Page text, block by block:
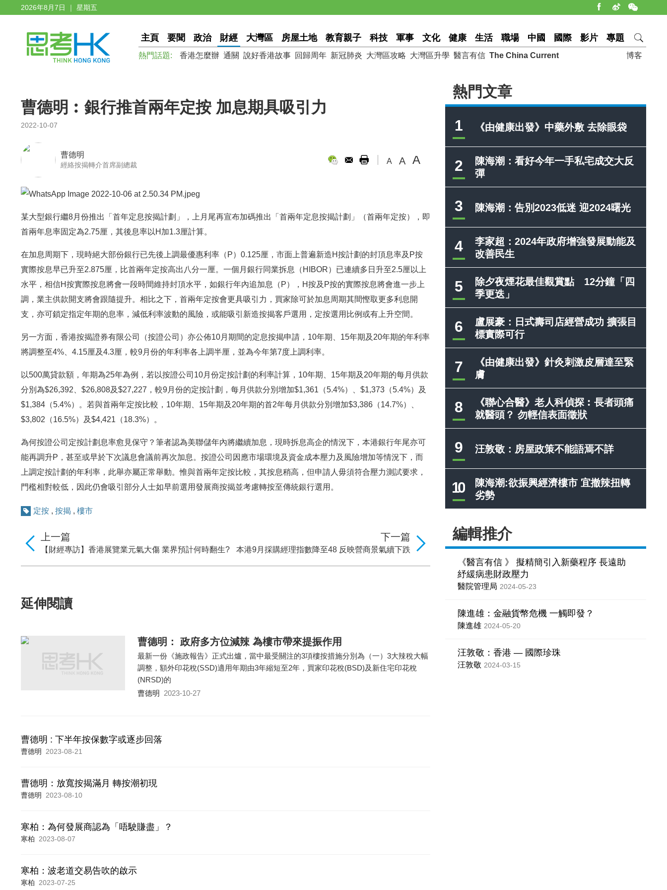
2026年8月7日 ｜ 星期五
主頁 要聞 政治 財經 大灣區 房屋土地 教育親子 科技 軍事 文化 健康 生活 職場 中國 國際 影片 專題
博客
熱門話題: 香港怎麼辦 通關 說好香港故事 回歸周年 新冠肺炎 大灣區攻略 大灣區升學 醫言有信 The China Current
熱門文章
1 《由健康出發》中藥外敷 去除眼袋
2
陳海潮：看好今年一手私宅成交大反
彈
3 陳海潮：告別2023低迷 迎2024曙光
4
李家超：2024年政府增強發展動能及
改善民生
5
除夕夜煙花最佳觀賞點 12分鐘「四
季更迭」
6
盧展豪：日式壽司店經營成功 擴張目
標實際可行
7
《由健康出發》針灸刺激皮層達至緊
膚
8
《聯心合醫》老人科偵探︰長者頭痛
就醫頭？ 勿輕信表面徵狀
9 汪敦敬：房屋政策不能語焉不詳
10
陳海潮:欲振興經濟樓市 宜撤辣扭轉
劣勢
編輯推介
《醫言有信 》 擬精簡引入新藥程序 長遠助
紓緩病患財政壓力
醫院管理局 2024-05-23
陳進雄：金融貨幣危機 一觸即發？
陳進雄 2024-05-20
汪敦敬：香港 — 國際珍珠
汪敦敬 2024-03-15
曹德明︰銀行推首兩年定按 加息期具吸引力
2022-10-07
曹德明
經絡按揭轉介首席副總裁 A A A
某大型銀行繼8月份推出「首年定息按揭計劃」，上月尾再宣布加碼推出「首兩年定息按揭計劃」（首兩年定按），即
首兩年息率固定為2.75厘，其後息率以H加1.3厘計算。
在加息周期下，現時絕大部份銀行已先後上調最優惠利率（P）0.125厘，市面上普遍新造H按計劃的封頂息率及P按
實際按息早已升至2.875厘，比首兩年定按高出八分一厘。一個月銀行同業拆息（HIBOR）已連續多日升至2.5厘以上
水平，相信H按實際按息將會一段時間維持封頂水平，如銀行年內追加息（P），H按及P按的實際按息將會進一步上
調，業主供款開支將會跟隨提升。相比之下，首兩年定按會更具吸引力，買家除可於加息周期其間慳取更多利息開
支，亦可鎖定指定年期的息率，減低利率波動的風險，或能吸引新造按揭客戶選用，定按選用比例或有上升空間。
另一方面，香港按揭證券有限公司（按證公司）亦公佈10月期間的定息按揭申請，10年期、15年期及20年期的年利率
將調整至4%、4.15厘及4.3厘，較9月份的年利率各上調半厘，並為今年第7度上調利率。
以500萬貸款額，年期為25年為例，若以按證公司10月份定按計劃的利率計算，10年期、15年期及20年期的每月供款
分別為$26,392、$26,808及$27,227，較9月份的定按計劃，每月供款分別增加$1,361（5.4%）、$1,373（5.4%）及
$1,384（5.4%）。若與首兩年定按比較，10年期、15年期及20年期的首2年每月供款分別增加$3,386（14.7%）、
$3,802（16.5%）及$4,421（18.3%）。
為何按證公司定按計劃息率愈見保守？筆者認為美聯儲年內將繼續加息，現時拆息高企的情況下，本港銀行年尾亦可
能再調升P，甚至或早於下次議息會議前再次加息。按證公司因應市場環境及資金成本壓力及風險增加等情況下，而
上調定按計劃的年利率，此舉亦屬正常舉動。惟與首兩年定按比較，其按息稍高，但申請人毋須符合壓力測試要求，
門檻相對較低，因此仍會吸引部分人士如早前選用發展商按揭並考慮轉按至傳統銀行選用。
定按 , 按揭 , 樓市
下一篇
本港9月採購經理指數降至48 反映營商景氣續下跌
上一篇
【財經專訪】香港展覽業元氣大傷 業界預計何時翻生?
延伸閱讀
曹德明： 政府多方位減辣 為樓市帶來提振作用
最新一份《施政報告》正式出爐，當中最受關注的3項樓按措施分別為（一）3大辣稅大幅
調整，額外印花稅(SSD)適用年期由3年縮短至2年，買家印花稅(BSD)及新住宅印花稅
(NRSD)的
曹德明 2023-10-27
曹德明 : 下半年按保數字或逐步回落
曹德明 2023-08-21
曹德明：放寬按揭滿月 轉按潮初現
曹德明 2023-08-10
寒柏：為何發展商認為「唔駛賺盡」？
寒柏 2023-08-07
寒柏：波老道交易告吹的啟示
寒柏 2023-07-25